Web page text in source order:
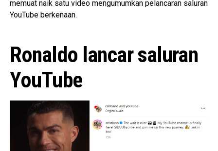
memuat naik satu video mengumumkan pelancaran saluran
YouTube berkenaan.
Ronaldo lancar saluran
YouTube